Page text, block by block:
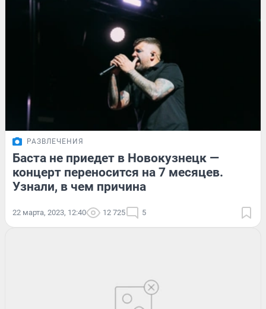
РАЗВЛЕЧЕНИЯ
Баста не приедет в Новокузнецк —
концерт переносится на 7 месяцев.
Узнали, в чем причина
22 марта, 2023, 12:40 12 725 5